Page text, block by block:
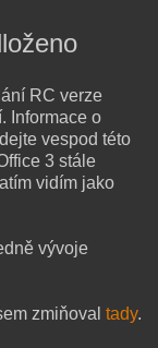
RC verze
Informace o
vespod této
3 stále
vidím jako
vývoje
zmiňoval tady.